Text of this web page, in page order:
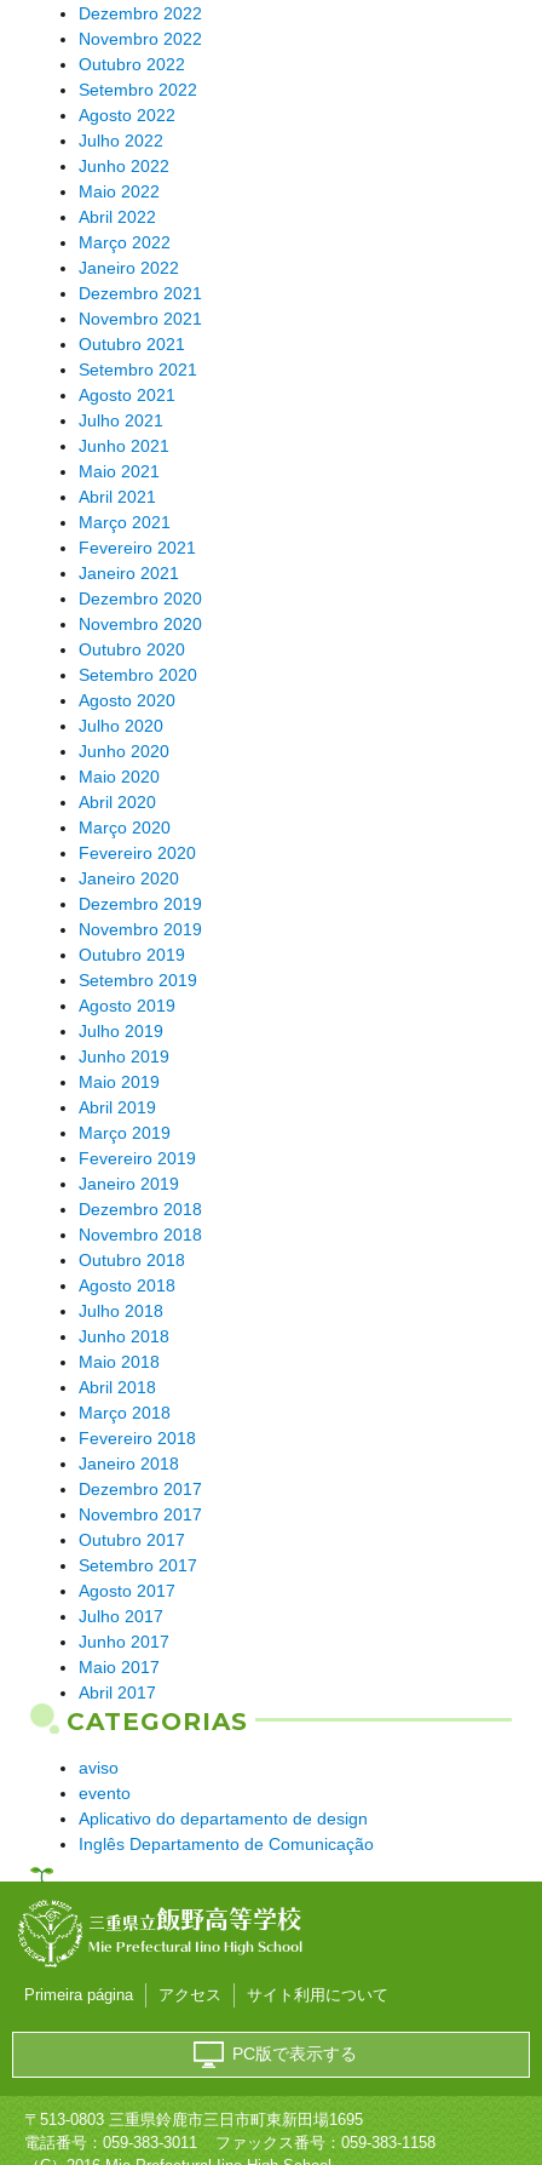
Dezembro 2022
Novembro 2022
Outubro 2022
Setembro 2022
Agosto 2022
Julho 2022
Junho 2022
Maio 2022
Abril 2022
Março 2022
Janeiro 2022
Dezembro 2021
Novembro 2021
Outubro 2021
Setembro 2021
Agosto 2021
Julho 2021
Junho 2021
Maio 2021
Abril 2021
Março 2021
Fevereiro 2021
Janeiro 2021
Dezembro 2020
Novembro 2020
Outubro 2020
Setembro 2020
Agosto 2020
Julho 2020
Junho 2020
Maio 2020
Abril 2020
Março 2020
Fevereiro 2020
Janeiro 2020
Dezembro 2019
Novembro 2019
Outubro 2019
Setembro 2019
Agosto 2019
Julho 2019
Junho 2019
Maio 2019
Abril 2019
Março 2019
Fevereiro 2019
Janeiro 2019
Dezembro 2018
Novembro 2018
Outubro 2018
Agosto 2018
Julho 2018
Junho 2018
Maio 2018
Abril 2018
Março 2018
Fevereiro 2018
Janeiro 2018
Dezembro 2017
Novembro 2017
Outubro 2017
Setembro 2017
Agosto 2017
Julho 2017
Junho 2017
Maio 2017
Abril 2017
CATEGORIAS
aviso
evento
Aplicativo do departamento de design
Inglês Departamento de Comunicação
三重県立飯野高等学校
Mie Prefectural Iino High School
Primeira página アクセス サイト利用について
PC版で表示する
〒513-0803 三重県鈴鹿市三日市町東新田場1695
電話番号： 059-383-3011
ファックス番号：059-383-1158